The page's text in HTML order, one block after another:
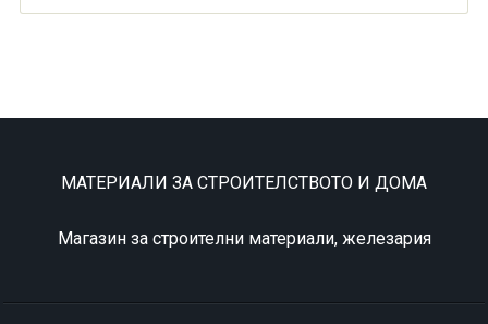
МАТЕРИАЛИ ЗА СТРОИТЕЛСТВОТО И ДОМА
Магазин за строителни материали, железария